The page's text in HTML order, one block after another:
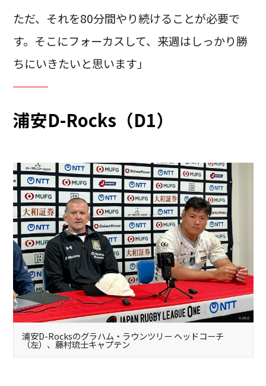
ただ、それを80分間やり続けることが必要で
す。そこにフォーカスして、来週はしっかり勝
ちにいきたいと思います」
浦安D-Rocks（D1）
浦安D-Rocksのグラハム・ラウンツリー ヘッドコーチ
（左）、藤村琉士キャプテン